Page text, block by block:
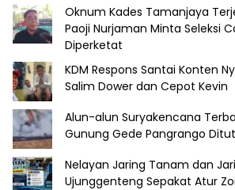
Oknum Kades Tamanjaya
Paoji Nurjaman Minta Seleksi
Diperketat
KDM Respons Santai Konten
Salim Dower dan Cepot Kevin
Alun-alun Suryakencana
Gunung Gede Pangrango
Nelayan Jaring Tanam dan
Ujunggenteng Sepakat Atur